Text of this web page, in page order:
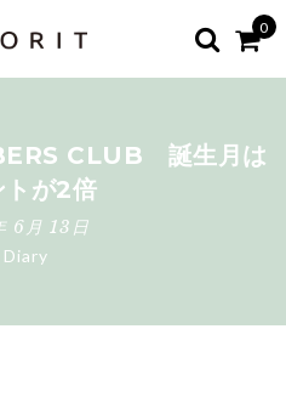
0
CLUB 誕生月は
トが2倍
6月 13日
Diary